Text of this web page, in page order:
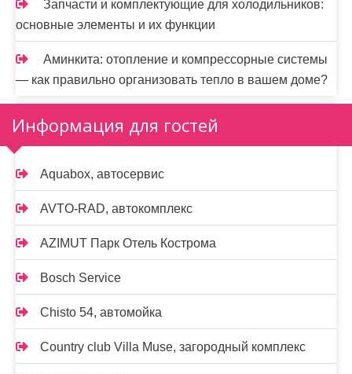
Запчасти и комплектующие для холодильников:
основные элементы и их функции
Аминкита: отопление и компрессорные системы
— как правильно организовать тепло в вашем доме?
Информация для гостей
Aquabox, автосервис
AVTO-RAD, автокомплекс
AZIMUT Парк Отель Кострома
Bosch Service
Chisto 54, автомойка
Country club Villa Muse, загородный комплекс